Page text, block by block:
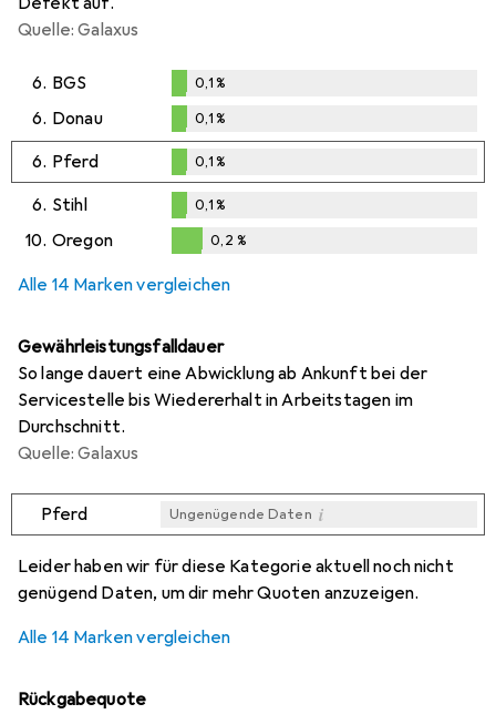
Quelle: Galaxus
6. BGS
%
0,1%
6. Donau
0,1%
0,1%
6. Pferd
0,1%
0,1%
6. Stihl
%
0,1%
10. Oregon 0,2 %
Alle 14 Marken vergleichen
Gewährleistungsfalldauer
So lange dauert eine Abwicklung ab Ankunft bei der
Servicestelle bis Wiedererhalt in Arbeitstagen im
Durchschnitt.
Quelle: Galaxus
Pferd Ungenügende Daten i
Leider haben wir für diese Kategorie aktuell noch nicht
genügend Daten, um dir mehr Quoten anzuzeigen.
Alle 14 Marken vergleichen
Rückgabequote